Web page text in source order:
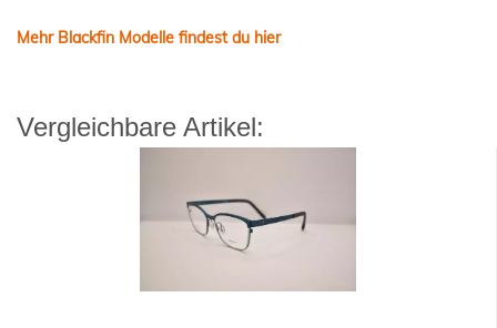
Mehr Blackfin Modelle findest du hier
Vergleichbare Artikel: